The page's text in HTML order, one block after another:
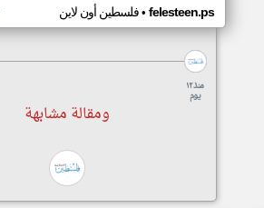
فلسطين أون لاين• felesteen.ps
منذ ١٢
يوم
ومقالة مشابهة